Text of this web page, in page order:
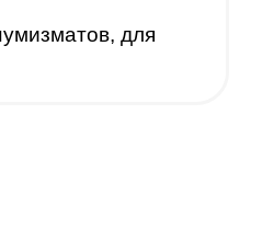
для